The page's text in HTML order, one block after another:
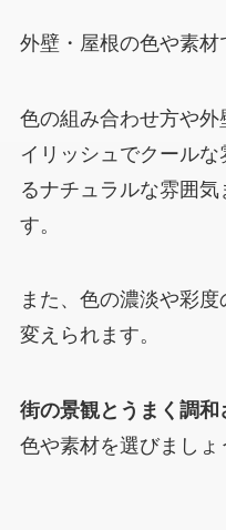
外壁・屋根の色や素材
色の組み合わせ方や
イリッシュでクール
るナチュラルな雰囲
す。
また、色の濃淡や彩
変えられます。
街の景観とうまく調和
色や素材を選びましょ